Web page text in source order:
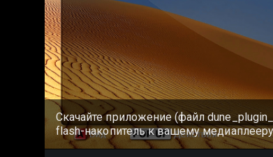
Скачайте приложение (файл
flash-накопитель к вашему